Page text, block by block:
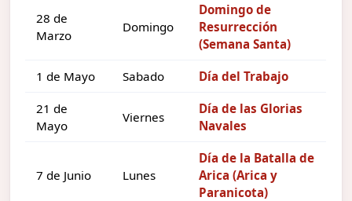
28 de
Marzo
Domingo
Domingo de
Resurrección
(Semana Santa)
1 de Mayo Sabado Día del Trabajo
21 de
Mayo
Viernes
Día de las Glorias
Navales
7 de Junio Lunes
Día de la Batalla de
Arica (Arica y
Paranicota)